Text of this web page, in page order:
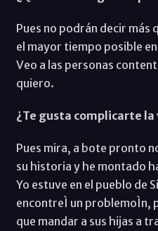
Pues no podrán decir más
el mayor tiempo posible
Veo a las personas
quiero.
¿Te gusta complicarte la
Pues mira, a bote pronto
su historia y he montado
Yo estuve en el pueblo de
encontreÌ un
que mandar a sus hijas a